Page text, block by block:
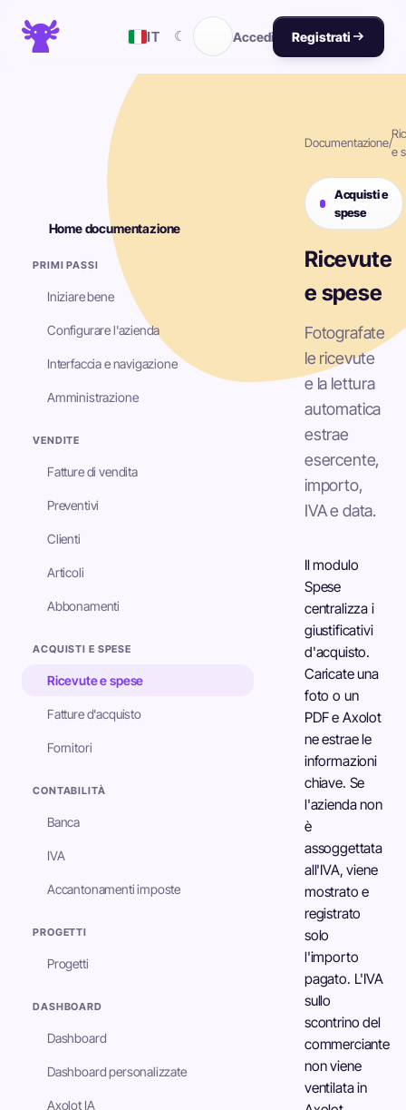
IT ☾ Accedi Registrati
Home documentazione
PRIMI PASSI
Iniziare bene
Configurare l'azienda
Interfaccia e navigazione
Amministrazione
VENDITE
Fatture di vendita
Preventivi
Clienti
Articoli
Abbonamenti
ACQUISTI E SPESE
Ricevute e spese
Fatture d'acquisto
Fornitori
CONTABILITÀ
Banca
IVA
Accantonamenti imposte
PROGETTI
Progetti
DASHBOARD
Dashboard
Dashboard personalizzate
Axolot IA
Documentazione/
e
Acquisti e
spese
Ricevute
e spese
Fotografate
le ricevute
e la lettura
automatica
estrae
esercente,
importo,
IVA e data.
Il modulo
Spese
centralizza i
giustificativi
d'acquisto.
Caricate una
foto o un
PDF e Axolot
ne estrae le
informazioni
chiave. Se
l'azienda non
è
assoggettata
all'IVA, viene
mostrato e
registrato
solo
l'importo
pagato. L'IVA
sullo
scontrino del
commerciante
non viene
ventilata in